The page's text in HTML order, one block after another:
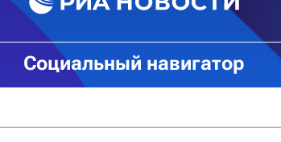
Социальный навигатор